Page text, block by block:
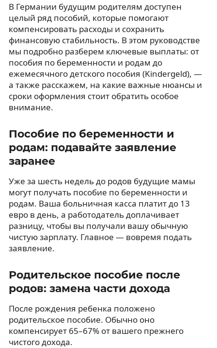
В Германии будущим родителям доступен
целый ряд пособий, которые помогают
компенсировать расходы и сохранить
финансовую стабильность. В этом руководстве
мы подробно разберем ключевые выплаты: от
пособия по беременности и родам до
ежемесячного детского пособия (Kindergeld), —
а также расскажем, на какие важные нюансы и
сроки оформления стоит обратить особое
внимание.
Пособие по беременности и
родам: подавайте заявление
заранее
Уже за шесть недель до родов будущие мамы
могут получать пособие по беременности и
родам. Ваша больничная касса платит до 13
евро в день, а работодатель доплачивает
разницу, чтобы вы получали вашу обычную
чистую зарплату. Главное — вовремя подать
заявление.
Родительское пособие после
родов: замена части дохода
После рождения ребенка положено
родительское пособие. Обычно оно
компенсирует 65–67% от вашего прежнего
чистого дохода.